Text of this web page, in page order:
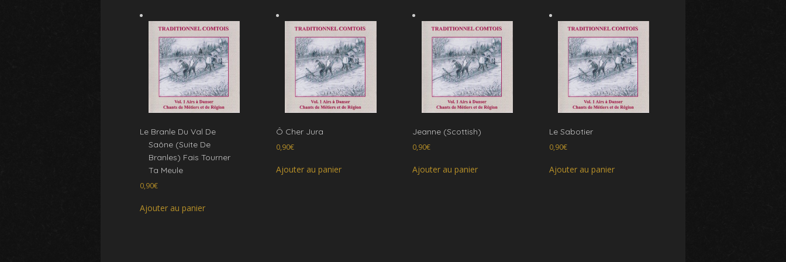
Le Branle Du Val De
Saône (Suite De
Branles) Fais Tourner
Ta Meule
0,90€
Ajouter au panier
Ô Cher Jura
0,90€
Ajouter au panier
Jeanne (Scottish)
0,90€
Ajouter au panier
Le Sabotier
0,90€
Ajouter au panier